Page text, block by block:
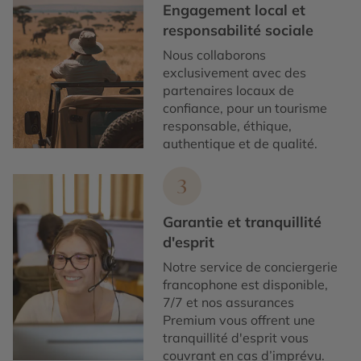
Engagement local et
responsabilité sociale
Nous collaborons
exclusivement avec des
partenaires locaux de
confiance, pour un tourisme
responsable, éthique,
authentique et de qualité.
3
Garantie et tranquillité
d'esprit
Notre service de conciergerie
francophone est disponible,
7/7 et nos assurances
Premium vous offrent une
tranquillité d'esprit vous
couvrant en cas d’imprévu.